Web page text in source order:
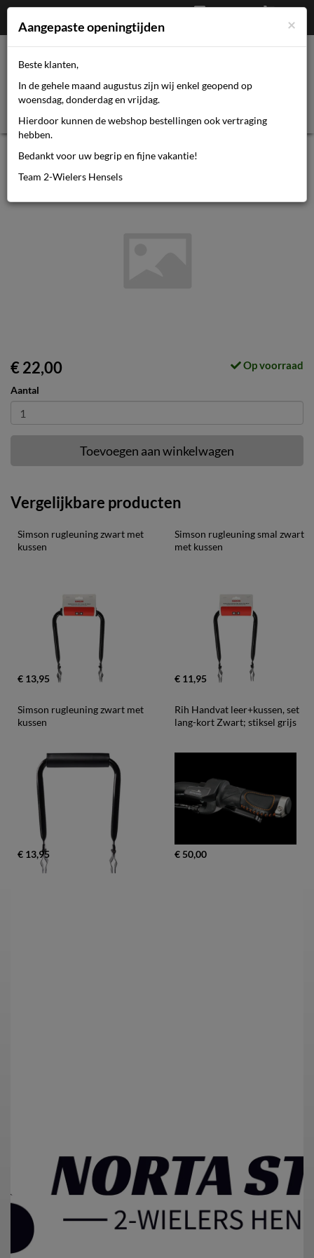
€0,00
Afrekenen
Mijn account
Rih Handvat leer+kussen links lang
€ 22,00 Op voorraad
Aantal
Toevoegen aan winkelwagen
Vergelijkbare producten
Simson rugleuning zwart met
kussen
€ 13,95
Simson rugleuning smal zwart
met kussen
€ 11,95
Simson rugleuning zwart met
kussen
€ 13,95
Rih Handvat leer+kussen, set
lang-kort Zwart; stiksel grijs
€ 50,00
×
Aangepaste openingtijden
Beste klanten,
In de gehele maand augustus zijn wij enkel geopend op
woensdag, donderdag en vrijdag.
Hierdoor kunnen de webshop bestellingen ook vertraging
hebben.
Bedankt voor uw begrip en fijne vakantie!
Team 2-Wielers Hensels